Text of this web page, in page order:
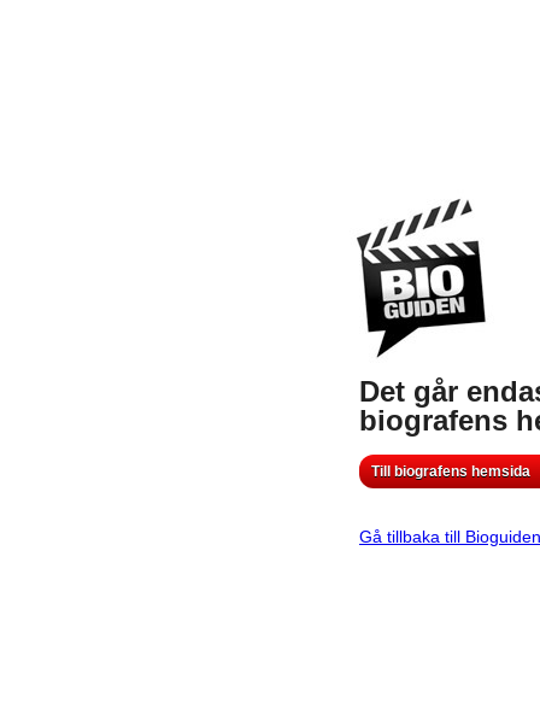
Det går
biografens
Till biografens hemsida
Gå tillbaka till Bioguiden